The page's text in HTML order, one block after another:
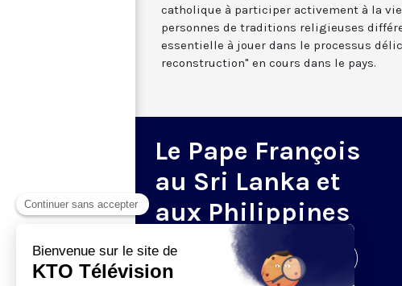
catholique à participer activement à la
personnes de traditions religieuses
essentielle à jouer dans le processus
reconstruction" en cours dans le pays.
Le Pape François
au Sri Lanka et
aux Philippines
Visiter la page de l'émission